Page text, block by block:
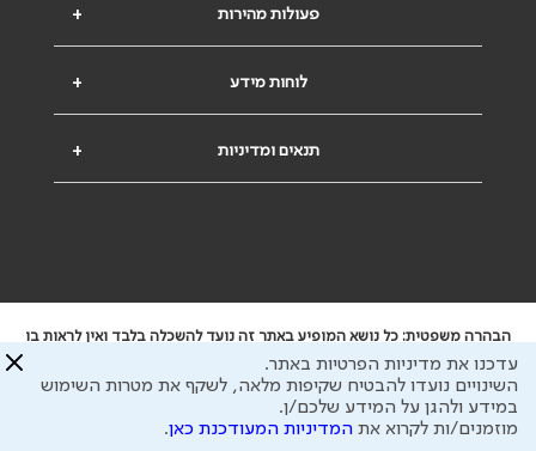
+ פעולות מהירות
+ לוחות מידע
+ תנאים ומדיניות
הבהרה משפטית: כל נושא המופיע באתר זה נועד להשכלה בלבד ואין לראות בו
ייעוץ רפואי או משפטי. אין הר"י אחראית לתוכן המתפרסם באתר זה ולכל נזק
שעלול להיגרם.
ידוע לי שהר"י אוספת ושומרת מידע אישי לצורך מתן השרות וכי חלק ממנו עשוי
להיות מועבר לצדדים שלישיים, הכל בכפוף למדיניות הפרטיות
עדכנו את מדיניות הפרטיות באתר.
השינויים נועדו להבטיח שקיפות מלאה, לשקף את מטרות השימוש
במידע ולהגן על המידע שלכם/ן.
מוזמנים/ות לקרוא את המדיניות המעודכנת כאן.